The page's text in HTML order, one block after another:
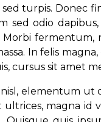
turpis. Donec
sed odio
fermentum,
In felis
cursus sit amet
elementum ut
ultrices, magna